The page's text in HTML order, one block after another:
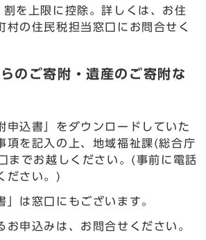
を上限に控除。詳しくは、お住
村の住民税担当窓口にお問合せく
のご寄附・遺産のご寄附な
申込書」をダウンロードしていた
項を記入の上、地域福祉課(総合庁
までお越しください。(事前に電話
ださい。)
」は窓口にもございます。
お申込みは、お問合せください。